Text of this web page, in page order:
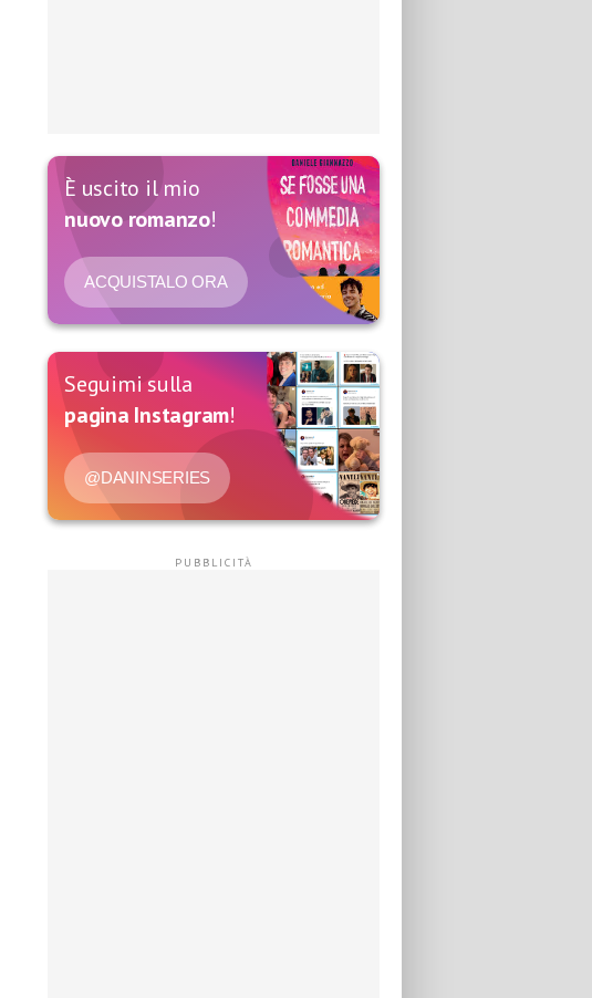
È uscito il mio
nuovo romanzo!
ACQUISTALO ORA
Seguimi sulla
pagina Instagram!
@DANINSERIES